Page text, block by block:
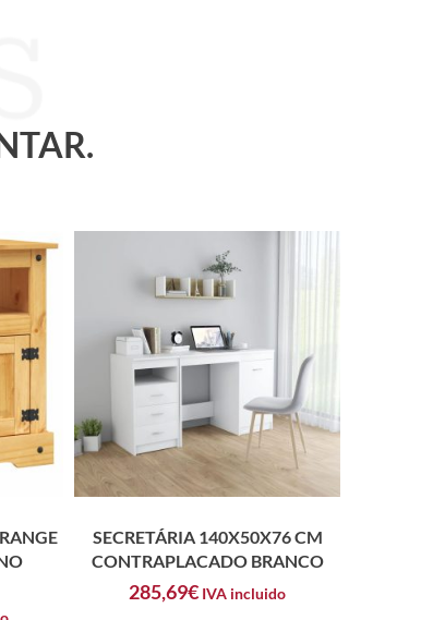
SECRETÁRIA 140X50X76 CM
CONTRAPLACADO BRANCO
285,69€ IVA incluido